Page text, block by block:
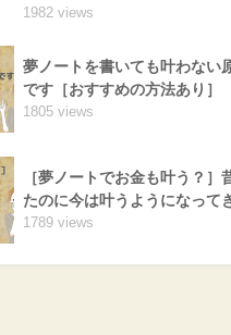
1982 views
夢ノートを書いても叶わない
です［おすすめの方法あり］
1805 views
［夢ノートでお金も叶う？］
たのに今は叶うようになって
1789 views